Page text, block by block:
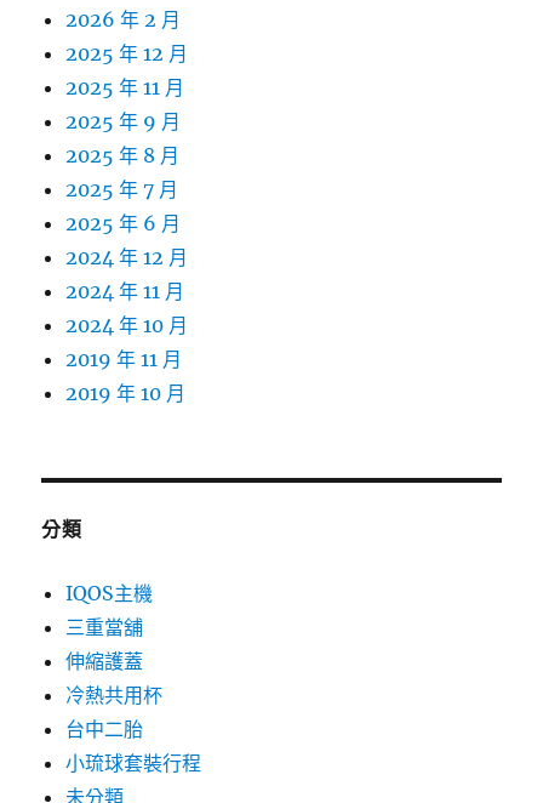
2026 年 2 月
2025 年 12 月
2025 年 11 月
2025 年 9 月
2025 年 8 月
2025 年 7 月
2025 年 6 月
2024 年 12 月
2024 年 11 月
2024 年 10 月
2019 年 11 月
2019 年 10 月
分類
IQOS主機
三重當舖
伸縮護蓋
冷熱共用杯
台中二胎
小琉球套裝行程
未分類